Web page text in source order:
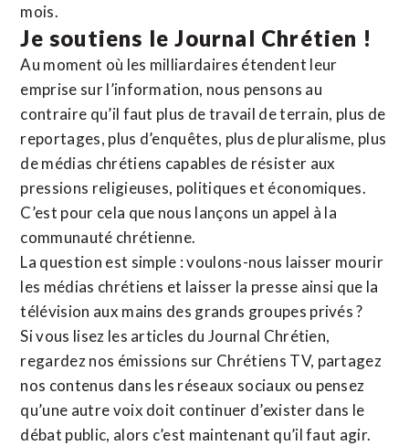
mois.
Je soutiens le Journal Chrétien !
Au moment où les milliardaires étendent leur
emprise sur l’information, nous pensons au
contraire qu’il faut plus de travail de terrain, plus de
reportages, plus d’enquêtes, plus de pluralisme, plus
de médias chrétiens capables de résister aux
pressions religieuses, politiques et économiques.
C’est pour cela que nous lançons un appel à la
communauté chrétienne.
La question est simple : voulons-nous laisser mourir
les médias chrétiens et laisser la presse ainsi que la
télévision aux mains des grands groupes privés ?
Si vous lisez les articles du Journal Chrétien,
regardez nos émissions sur Chrétiens TV, partagez
nos contenus dans les réseaux sociaux ou pensez
qu’une autre voix doit continuer d’exister dans le
débat public, alors c’est maintenant qu’il faut agir.